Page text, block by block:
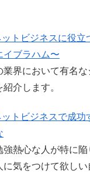
トビジネスに役立
イブラハム〜
業界において有名
介します。
トビジネスで成功
強熱心な人が特に
に気をつけて欲し